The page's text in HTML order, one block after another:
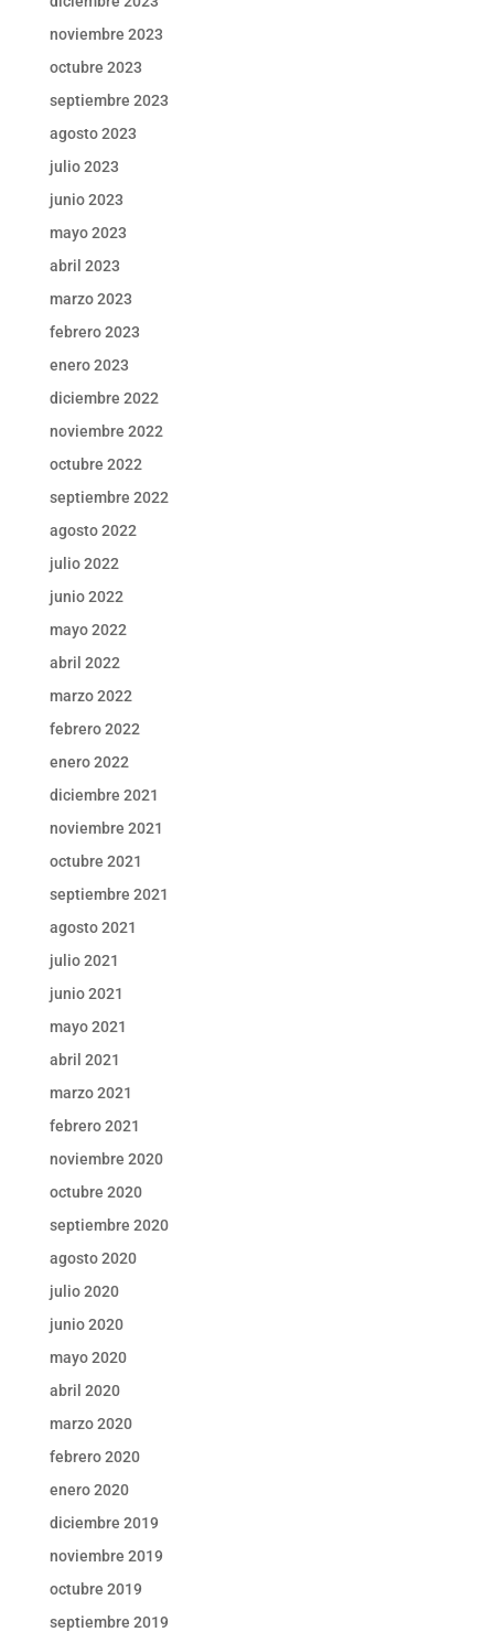
noviembre 2023
octubre 2023
septiembre 2023
agosto 2023
julio 2023
junio 2023
mayo 2023
abril 2023
marzo 2023
febrero 2023
enero 2023
diciembre 2022
noviembre 2022
octubre 2022
septiembre 2022
agosto 2022
julio 2022
junio 2022
mayo 2022
abril 2022
marzo 2022
febrero 2022
enero 2022
diciembre 2021
noviembre 2021
octubre 2021
septiembre 2021
agosto 2021
julio 2021
junio 2021
mayo 2021
abril 2021
marzo 2021
febrero 2021
noviembre 2020
octubre 2020
septiembre 2020
agosto 2020
julio 2020
junio 2020
mayo 2020
abril 2020
marzo 2020
febrero 2020
enero 2020
diciembre 2019
noviembre 2019
octubre 2019
septiembre 2019